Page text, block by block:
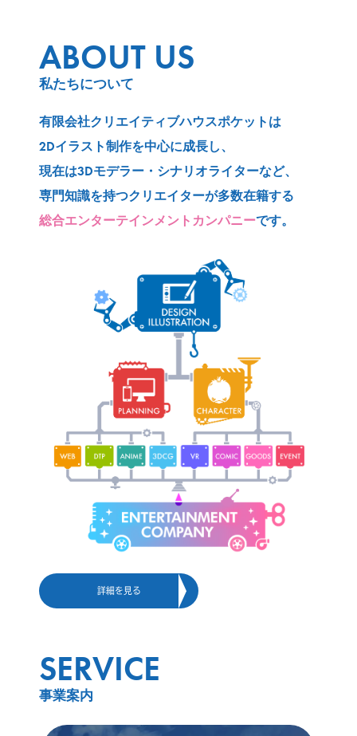
ABOUT US
私たちについて
有限会社クリエイティブハウスポケットは
2Dイラスト制作を中心に成長し、
現在は3Dモデラー・シナリオライターなど、
専門知識を持つクリエイターが多数在籍する
総合エンターテインメントカンパニーです。
詳細を見る
SERVICE
事業案内